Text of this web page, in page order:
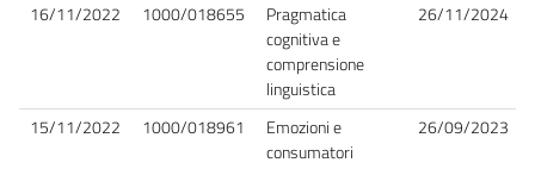
16/11/2022 1000/018655
Pragmatica
cognitiva e
comprensione
linguistica
26/11/2024
15/11/2022 1000/018961
Emozioni e
consumatori
26/09/2023